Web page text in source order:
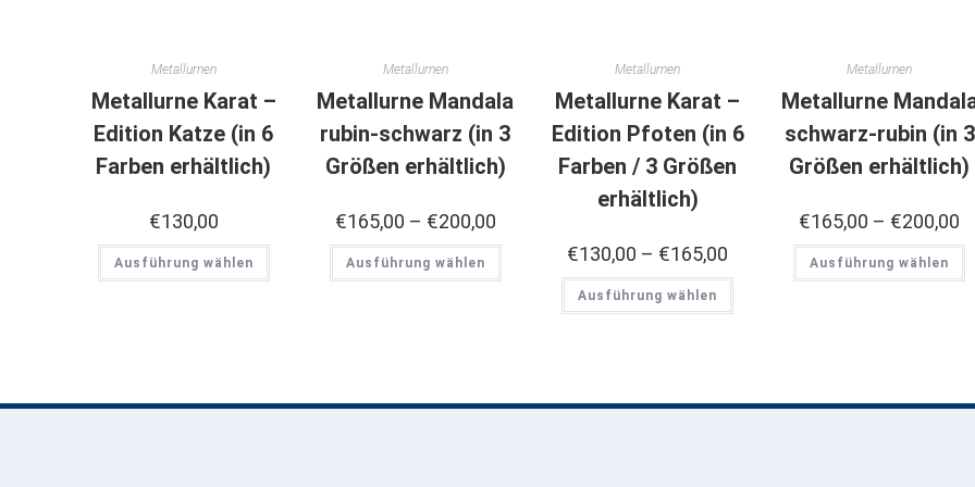
Metallurnen
Metallurne Karat –
Edition Katze (in 6
Farben erhältlich)
€130,00
Ausführung wählen
Metallurnen
Metallurne Mandala
rubin-schwarz (in 3
Größen erhältlich)
€165,00 – €200,00
Ausführung wählen
Metallurnen
Metallurne Karat –
Edition Pfoten (in 6
Farben / 3 Größen
erhältlich)
€130,00 – €165,00
Ausführung wählen
Metallurnen
Metallurne
schwarz-rubin (in 3
Größen erhältlich)
€165,00 – €200,00
Ausführung wählen